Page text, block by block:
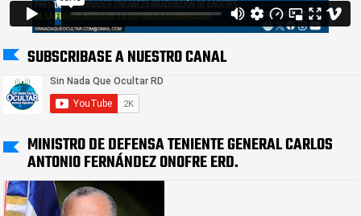
SUBSCRIBASE A NUESTRO CANAL
MINISTRO DE DEFENSA TENIENTE GENERAL CARLOS
ANTONIO FERNÁNDEZ ONOFRE ERD.